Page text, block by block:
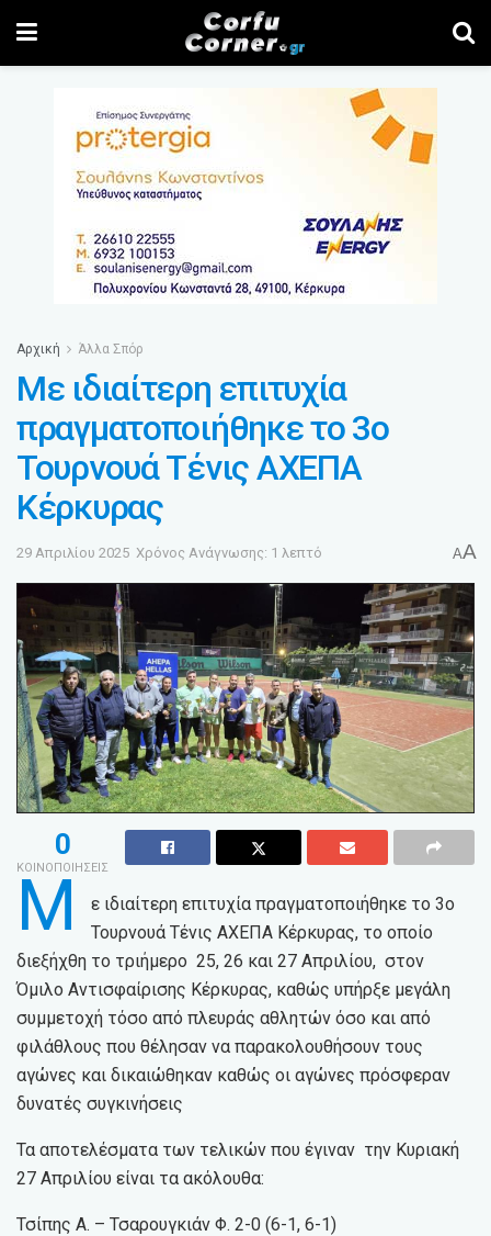
Αρχική Άλλα Σπόρ
Με ιδιαίτερη επιτυχία
πραγματοποιήθηκε το 3o
Τουρνουά Τένις ΑΧΕΠΑ
Κέρκυρας
29 Απριλίου 2025 Χρόνος Ανάγνωσης: 1 λεπτό AA
0
ΚΟΙΝΟΠΟΙΗΣΕΙΣ
Μ
ε ιδιαίτερη επιτυχία πραγματοποιήθηκε το 3o
Τουρνουά Τένις ΑΧΕΠΑ Κέρκυρας, το οποίο
διεξήχθη το τριήμερο 25, 26 και 27 Απριλίου, στον
Όμιλο Αντισφαίρισης Κέρκυρας, καθώς υπήρξε μεγάλη
συμμετοχή τόσο από πλευράς αθλητών όσο και από
φιλάθλους που θέλησαν να παρακολουθήσουν τους
αγώνες και δικαιώθηκαν καθώς οι αγώνες πρόσφεραν
δυνατές συγκινήσεις
Τα αποτελέσματα των τελικών που έγιναν την Κυριακή
27 Απριλίου είναι τα ακόλουθα:
Τσίπης Α. – Τσαρουγκιάν Φ. 2-0 (6-1, 6-1)